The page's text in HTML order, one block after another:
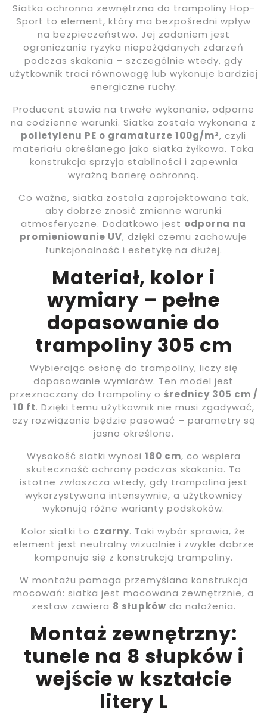
Siatka ochronna zewnętrzna do trampoliny Hop-
Sport to element, który ma bezpośredni wpływ
na bezpieczeństwo. Jej zadaniem jest
ograniczanie ryzyka niepożądanych zdarzeń
podczas skakania – szczególnie wtedy, gdy
użytkownik traci równowagę lub wykonuje bardziej
energiczne ruchy.
Producent stawia na trwałe wykonanie, odporne
na codzienne warunki. Siatka została wykonana z
polietylenu PE o gramaturze 100g/m², czyli
materiału określanego jako siatka żyłkowa. Taka
konstrukcja sprzyja stabilności i zapewnia
wyraźną barierę ochronną.
Co ważne, siatka została zaprojektowana tak,
aby dobrze znosić zmienne warunki
atmosferyczne. Dodatkowo jest odporna na
promieniowanie UV, dzięki czemu zachowuje
funkcjonalność i estetykę na dłużej.
Materiał, kolor i
wymiary – pełne
dopasowanie do
trampoliny 305 cm
Wybierając osłonę do trampoliny, liczy się
dopasowanie wymiarów. Ten model jest
przeznaczony do trampoliny o średnicy 305 cm /
10 ft. Dzięki temu użytkownik nie musi zgadywać,
czy rozwiązanie będzie pasować – parametry są
jasno określone.
Wysokość siatki wynosi 180 cm, co wspiera
skuteczność ochrony podczas skakania. To
istotne zwłaszcza wtedy, gdy trampolina jest
wykorzystywana intensywnie, a użytkownicy
wykonują różne warianty podskoków.
Kolor siatki to czarny. Taki wybór sprawia, że
element jest neutralny wizualnie i zwykle dobrze
komponuje się z konstrukcją trampoliny.
W montażu pomaga przemyślana konstrukcja
mocowań: siatka jest mocowana zewnętrznie, a
zestaw zawiera 8 słupków do nałożenia.
Montaż zewnętrzny:
tunele na 8 słupków i
wejście w kształcie
litery L